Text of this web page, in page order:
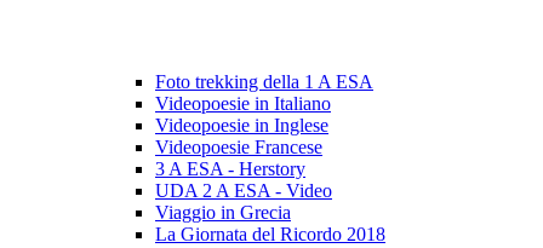
Foto trekking della 1 A ESA
Videopoesie in Italiano
Videopoesie in Inglese
Videopoesie Francese
3 A ESA - Herstory
UDA 2 A ESA - Video
Viaggio in Grecia
La Giornata del Ricordo 2018